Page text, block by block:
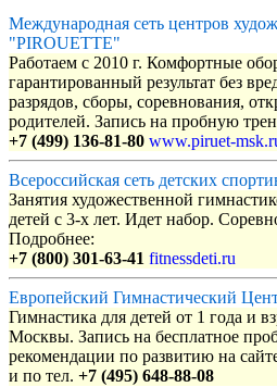
Международная сеть центров
"PIROUETTE"
Работаем с 2010 г. Комфортные
гарантированный результат без
разрядов, сборы, соревнования,
родителей. Запись на пробную
+7 (499) 136-81-80 www.piruet-
Всероссийская сеть детских
Занятия художественной
детей с 3-х лет. Идет набор.
Подробнее:
+7 (800) 301-63-41 fitnessdeti.ru
Европейский Гимнастический
Гимнастика для детей от 1 года и
Москвы. Запись на бесплатное
рекомендации по развитию на
и по тел. +7 (495) 648-88-08